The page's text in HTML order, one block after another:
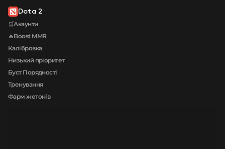
Dota 2
🛒Акаунти
🔥Boost MMR
Калібровка
Низький пріоритет
Буст Порядності
Тренування
Фарм жетонів